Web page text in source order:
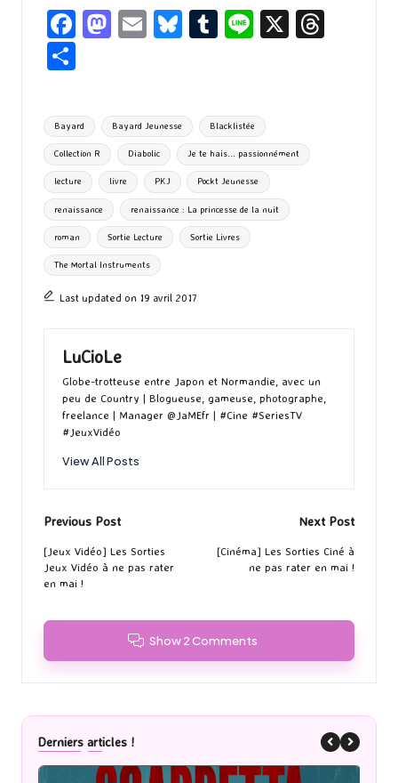
Fa
o
o
k
M
d
o
n
E
l
Bl
ky
T
bl
r
Li X
ta
g
er
Tags:
Bayard Bayard Jeunesse Blacklistée
Collection R Diabolic Je te hais... passionnément
lecture livre PKJ Pockt Jeunesse
renaissance renaissance : La princesse de la nuit
roman Sortie Lecture Sortie Livres
The Mortal Instruments
Last updated on 19 avril 2017
LuCioLe
Globe-trotteuse entre Japon et Normandie, avec un
peu de Country | Blogueuse, gameuse, photographe,
freelance | Manager @JaMEfr | #Cine #SeriesTV
#JeuxVidéo
View All Posts
Post
navigation
Previous Post
[Jeux Vidéo] Les Sorties
Jeux Vidéo à ne pas rater
en mai !
Next Post
[Cinéma] Les Sorties Ciné à
ne pas rater en mai !
Show 2 Comments
Derniers articles !